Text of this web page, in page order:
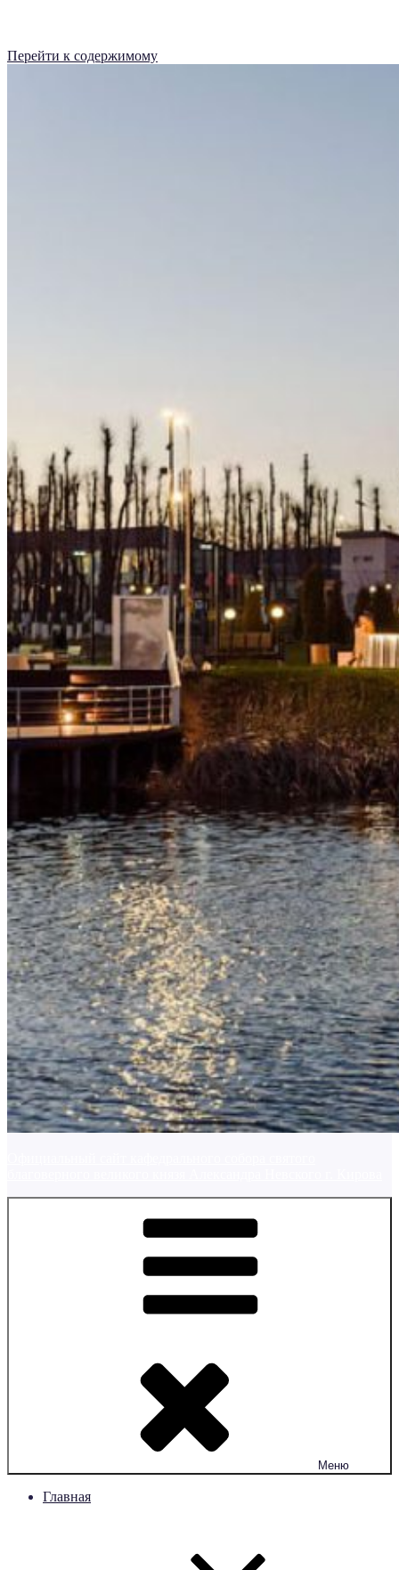
Перейти к содержимому
Меню
Главная